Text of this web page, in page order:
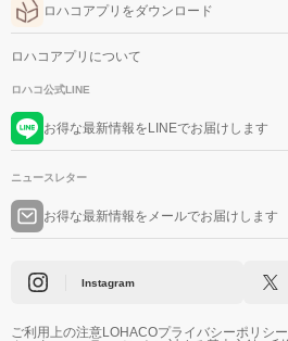
ロハコアプリをダウンロード
ロハコアプリについて
ロハコ公式LINE
お得な最新情報をLINEでお届けします
ニュースレター
お得な最新情報をメールでお届けします
Instagram
ご利用上の注意LOHACOプライバシーポリシー